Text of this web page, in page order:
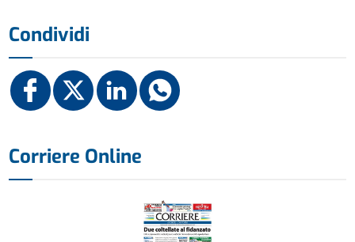
Condividi
Corriere Online